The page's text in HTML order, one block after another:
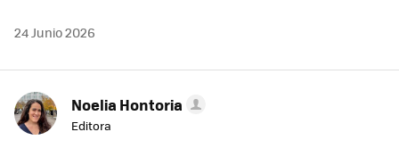
24 Junio 2026
Noelia Hontoria
Editora